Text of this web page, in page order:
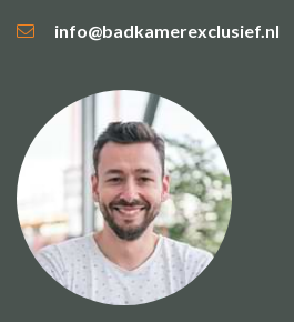
info@badkamerexclusief.nl